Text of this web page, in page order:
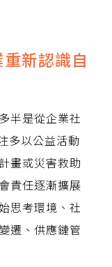
新認識自
半是從企業社
多以公益活動
畫或災害救助
責任逐漸擴展
思考環境、社
遷、供應鏈管